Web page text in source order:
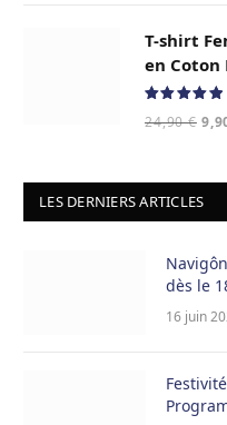
T-shirt
en Coton
sur 5
24,90€ Le
LES DERNIERS ARTICLES
dès le
16 juin